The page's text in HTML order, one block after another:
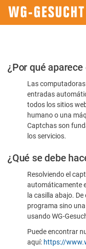
Por
favor,
confirme
humano
¿Por qué
Las
entradas
todos los sitios
humano o una
Captchas son
los servicios.
¿Qué se debe
Resolviendo el
automáticamente
la casilla abajo.
programa sino
usando WG-
Puede encontrar
aquí: https://